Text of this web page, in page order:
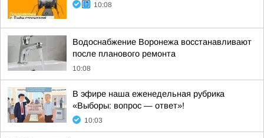
10:08
Водоснабжение Воронежа восстанавливают
после планового ремонта
10:08
В эфире наша еженедельная рубрика
«Выборы: вопрос — ответ»!
10:03